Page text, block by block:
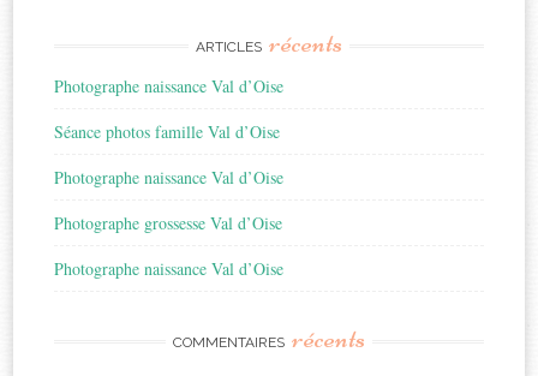
ARTICLES récents
Photographe naissance Val d’Oise
Séance photos famille Val d’Oise
Photographe naissance Val d’Oise
Photographe grossesse Val d’Oise
Photographe naissance Val d’Oise
COMMENTAIRES récents